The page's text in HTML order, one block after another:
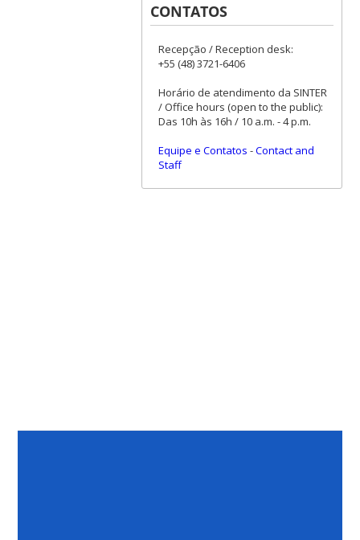
CONTATOS
Recepção / Reception desk:
+55 (48) 3721-6406
Horário de atendimento da SINTER
/ Office hours (open to the public):
Das 10h às 16h / 10 a.m. - 4 p.m.
Equipe e Contatos -Contact and
Staff